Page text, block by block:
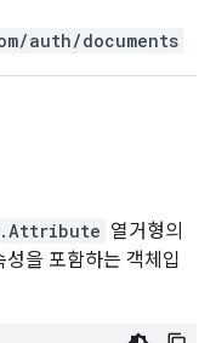
auth/documents
열거형의
을 포함하는 객체입